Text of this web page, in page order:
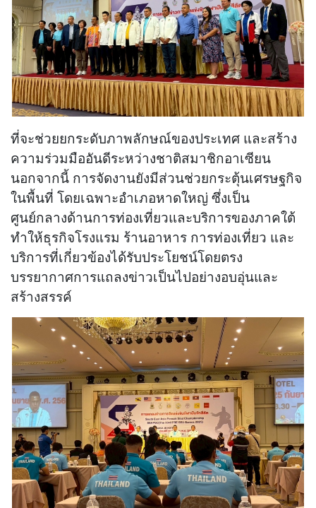
ที่จะช่วยยกระดับภาพลักษณ์ของประเทศ และสร้าง
ความร่วมมืออันดีระหว่างชาติสมาชิกอาเซียน
นอกจากนี้ การจัดงานยังมีส่วนช่วยกระตุ้นเศรษฐกิจ
ในพื้นที่ โดยเฉพาะอำเภอหาดใหญ่ ซึ่งเป็น
ศูนย์กลางด้านการท่องเที่ยวและบริการของภาคใต้
ทำให้ธุรกิจโรงแรม ร้านอาหาร การท่องเที่ยว และ
บริการที่เกี่ยวข้องได้รับประโยชน์โดยตรง
บรรยากาศการแถลงข่าวเป็นไปอย่างอบอุ่นและ
สร้างสรรค์